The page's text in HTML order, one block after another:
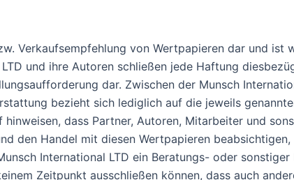
Verkaufsempfehlung von Wertpapieren dar und
und ihre Autoren schließen jede Haftung
dar. Zwischen der Munsch
bezieht sich lediglich auf die jeweils
dass Partner, Autoren, Mitarbeiter und
den Handel mit diesen Wertpapieren
International LTD ein Beratungs- oder
Zeitpunkt ausschließen können, dass auch